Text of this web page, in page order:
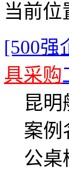
当前位
[500强
具采购
昆
案例
公桌